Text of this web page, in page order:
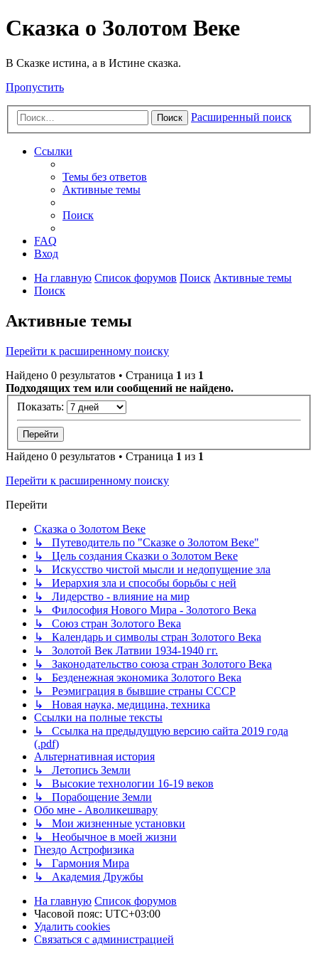
Сказка о Золотом Веке
В Сказке истина, а в Истине сказка.
Пропустить
Поиск Расширенный поиск
Ссылки
Темы без ответов
Активные темы
Поиск
FAQ
Вход
На главную Список форумов Поиск Активные темы
Поиск
Активные темы
Перейти к расширенному поиску
Найдено 0 результатов • Страница 1 из 1
Подходящих тем или сообщений не найдено.
Показать:
Найдено 0 результатов • Страница 1 из 1
Перейти к расширенному поиску
Перейти
Сказка о Золотом Веке
↳ Путеводитель по "Сказке о Золотом Веке"
↳ Цель создания Сказки о Золотом Веке
↳ Искусство чистой мысли и недопущение зла
↳ Иерархия зла и способы борьбы с ней
↳ Лидерство - влияние на мир
↳ Философия Нового Мира - Золотого Века
↳ Cоюз стран Золотого Века
↳ Календарь и символы стран Золотого Века
↳ Золотой Век Латвии 1934-1940 гг.
↳ Законодательство союза стран Золотого Века
↳ Безденежная экономика Золотого Века
↳ Реэмиграция в бывшие страны СССР
↳ Новая наука, медицина, техника
Ссылки на полные тексты
↳ Ссылка на предыдущую версию сайта 2019 года
(.pdf)
Альтернативная история
↳ Летопись Земли
↳ Высокие технологии 16-19 веков
↳ Порабощение Земли
Обо мне - Аволикешвару
↳ Мои жизненные установки
↳ Необычное в моей жизни
Гнездо Астрофизика
↳ Гармония Мира
↳ Академия Дружбы
На главную Список форумов
Часовой пояс: UTC+03:00
Удалить cookies
Связаться с администрацией